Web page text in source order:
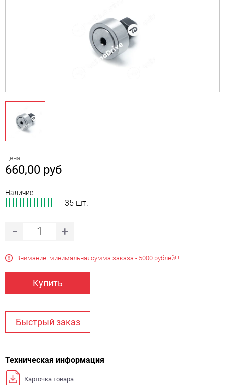
Цена
660,00 руб
Наличие
35 шт.
Внимание: минимальнаясумма заказа - 5000 рублей!!!
Купить
Быстрый заказ
Техническая информация
Карточка товара